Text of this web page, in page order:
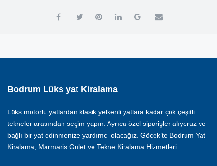
Bodrum Lüks yat Kiralama
Lüks motorlu yatlardan klasik yelkenli yatlara kadar çok çeşitli
tekneler arasından seçim yapın. Ayrıca özel siparişler alıyoruz ve
bağlı bir yat edinmenize yardımcı olacağız. Göcek’te Bodrum Yat
Kiralama, Marmaris Gulet ve Tekne Kiralama Hizmetleri